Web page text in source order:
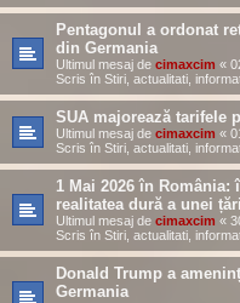
Pentagonul a ordonat
din Germania
Ultimul mesaj de cimaxcim «
Scris în Stiri, actualitati,
SUA majorează tarifele
Ultimul mesaj de cimaxcim «
Scris în Stiri, actualitati,
1 Mai 2026 în
realitatea dură a unei
Ultimul mesaj de cimaxcim «
Scris în Stiri, actualitati,
Donald Trump a
Germania